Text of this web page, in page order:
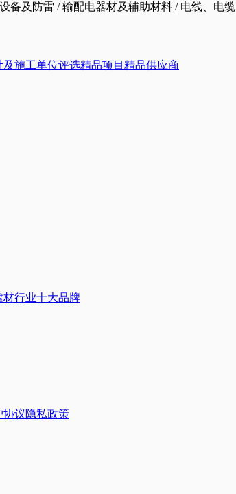
备及防雷 / 输配电器材及辅助材料 / 电线、电缆
及施工单位评选精品项目 精品供应商
材行业十大品牌
协议隐私政策